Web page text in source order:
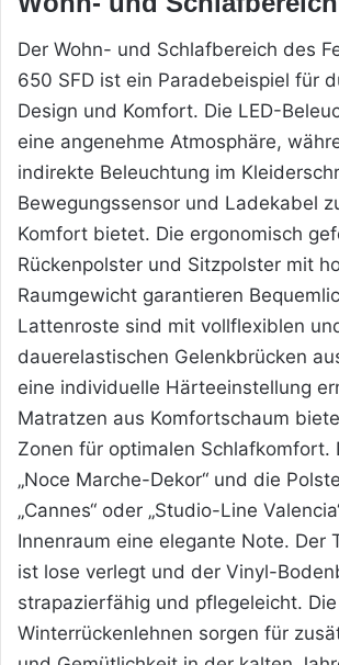
Der Wohn- und Schlafbereich des
650 SFD ist ein Paradebeispiel für
Design und Komfort. Die LED-
eine angenehme Atmosphäre,
indirekte Beleuchtung im
Bewegungssensor und Ladekabel
Komfort bietet. Die ergonomisch
Rückenpolster und Sitzpolster mit
Raumgewicht garantieren
Lattenroste sind mit vollflexiblen
dauerelastischen Gelenkbrücken
eine individuelle Härteeinstellung
Matratzen aus Komfortschaum
Zonen für optimalen Schlafkomfort.
„Noce Marche-Dekor“ und die
„Cannes“ oder „Studio-Line
Innenraum eine elegante Note. Der
ist lose verlegt und der Vinyl-
strapazierfähig und pflegeleicht. Die
Winterrückenlehnen sorgen für